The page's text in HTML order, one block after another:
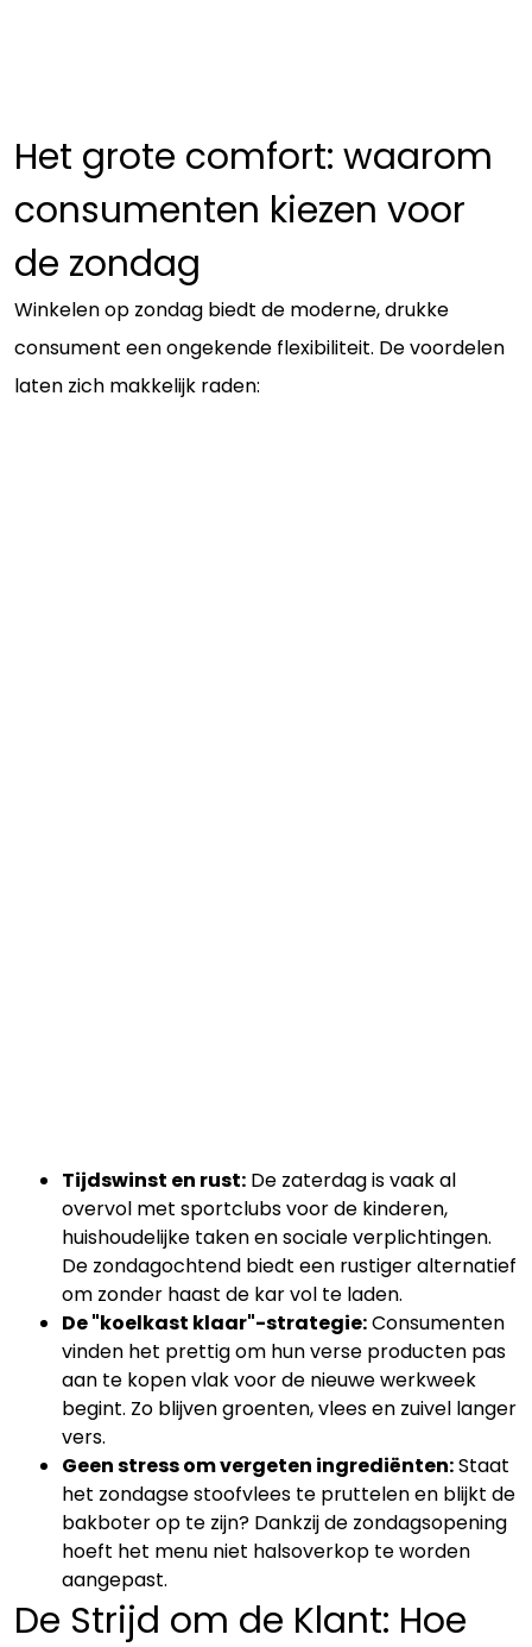
Het grote comfort: waarom
consumenten kiezen voor
de zondag
Winkelen op zondag biedt de moderne, drukke
consument een ongekende flexibiliteit. De voordelen
laten zich makkelijk raden:
Tijdswinst en rust: De zaterdag is vaak al
overvol met sportclubs voor de kinderen,
huishoudelijke taken en sociale verplichtingen.
De zondagochtend biedt een rustiger alternatief
om zonder haast de kar vol te laden.
De "koelkast klaar"-strategie:Consumenten
vinden het prettig om hun verse producten pas
aan te kopen vlak voor de nieuwe werkweek
begint. Zo blijven groenten, vlees en zuivel langer
vers.
Geen stress om vergeten ingrediënten:Staat
het zondagse stoofvlees te pruttelen en blijkt de
bakboter op te zijn? Dankzij de zondagsopening
hoeft het menu niet halsoverkop te worden
aangepast.
De Strijd om de Klant: Hoe